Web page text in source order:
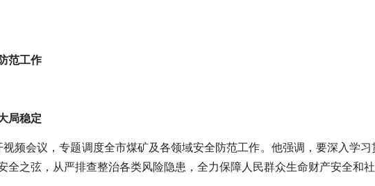
范工作
局稳定
视频会议，专题调度全市煤矿及各领域安全防范工作。他强调，要深入学
全之弦，从严排查整治各类风险隐患， 全力保障人民群众生命财产安全和